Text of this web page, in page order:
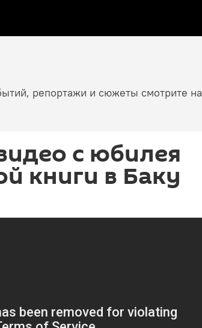
репортажи и сюжеты смотрите на
с юбилея
книги в Баку